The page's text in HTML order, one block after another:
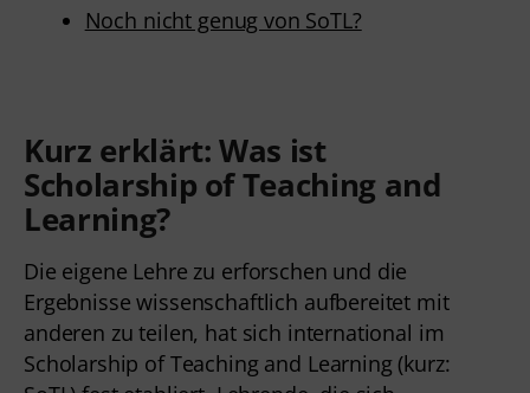
Noch nicht genug von SoTL?
Kurz erklärt:Was ist
Scholarship of Teaching and
Learning?
Die eigene Lehre zu erforschen und die
Ergebnisse wissenschaftlich aufbereitet mit
anderen zu teilen, hat sich international im
Scholarship of Teaching and Learning (kurz: